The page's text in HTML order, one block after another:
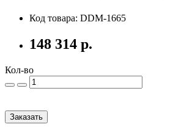
Код товара: DDM-1665
148 314 р.
Кол-во
Заказать